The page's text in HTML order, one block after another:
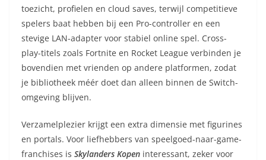
toezicht, profielen en cloud saves, terwijl competitieve
spelers baat hebben bij een Pro-controller en een
stevige LAN-adapter voor stabiel online spel. Cross-
play-titels zoals Fortnite en Rocket League verbinden je
bovendien met vrienden op andere platformen, zodat
je bibliotheek méér doet dan alleen binnen de Switch-
omgeving blijven.
Verzamelplezier krijgt een extra dimensie met figurines
en portals. Voor liefhebbers van speelgoed-naar-game-
franchises is Skylanders Kopen interessant, zeker voor